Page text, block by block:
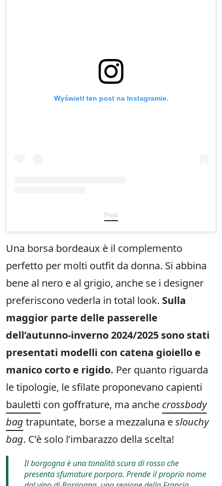
Wyświetl ten post na Instagramie.
Post
Una borsa bordeaux è il complemento
perfetto per molti outfit da donna. Si abbina
bene al nero e al grigio, anche se i designer
preferiscono vederla in total look. Sulla
maggior parte delle passerelle
dell’autunno-inverno 2024/2025 sono stati
presentati modelli con catena gioiello e
manico corto e rigido. Per quanto riguarda
le tipologie, le sfilate proponevano capienti
bauletti con goffrature, ma anche crossbody
bag trapuntate, borse a mezzaluna eslouchy
bag. C’è solo l’imbarazzo della scelta!
Il borgogna è una tonalità scura di rosso che
presenta sfumature porpora. Prende il proprio nome